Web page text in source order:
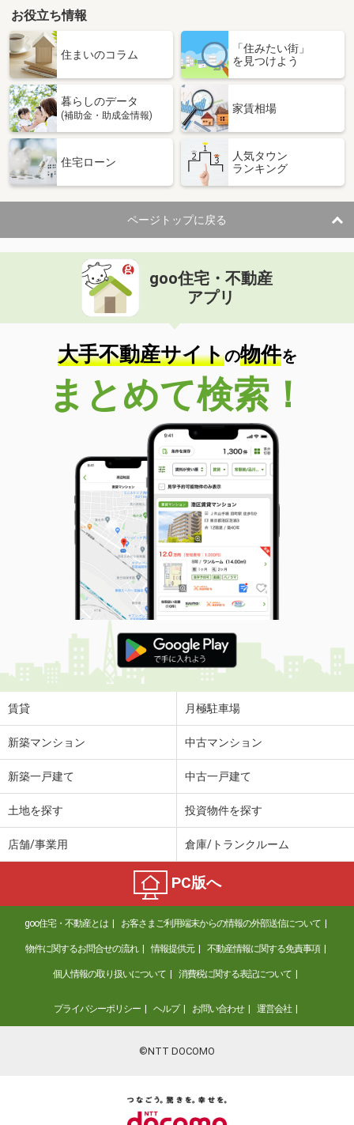
お役立ち情報
住まいのコラム
「住みたい街」
を見つけよう
暮らしのデータ
(補助金・助成金情報)
家賃相場
住宅ローン
人気タウン
ランキング
ページトップに戻る
goo住宅・不動産
アプリ
大手不動産サイトの物件を
まとめて検索！
賃貸 月極駐車場
新築マンション 中古マンション
新築一戸建て 中古一戸建て
土地を探す 投資物件を探す
店舗/事業用 倉庫/トランクルーム
PC版へ
goo住宅・不動産とは お客さまご利用端末からの情報の外部送信について
物件に関するお問合せの流れ 情報提供元 不動産情報に関する免責事項
個人情報の取り扱いについて 消費税に関する表記について
プライバシーポリシー ヘルプ お問い合わせ 運営会社
©NTT DOCOMO